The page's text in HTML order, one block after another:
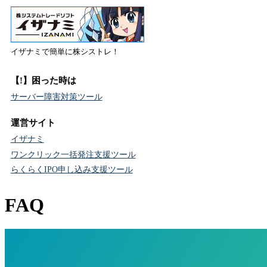
イザナミで簡単に株シストレ！
【!】困った時は
サーバー障害対策ツール
運営サイト
イザナミ
ワンクリック一括発注支援ツール
らくらくIPO申し込み支援ツール
FAQ